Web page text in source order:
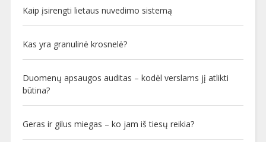
Kaip įsirengti lietaus nuvedimo sistemą
Kas yra granulinė krosnelė?
Duomenų apsaugos auditas – kodėl verslams jį atlikti
būtina?
Geras ir gilus miegas – ko jam iš tiesų reikia?